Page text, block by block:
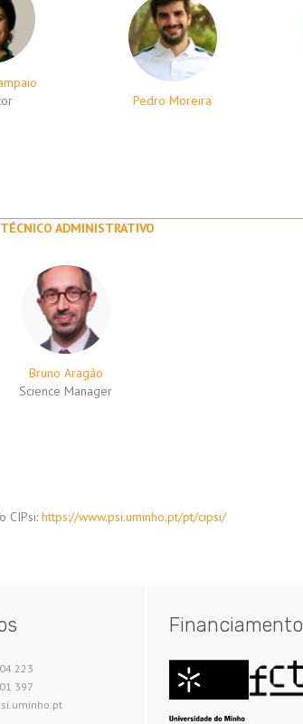
Pedro Moreira
ADMINISTRATIVO
Bruno Aragão
Science Manager
CIPsi: https://www.psi.uminho.pt/pt/cipsi/
223
397
Financiamento